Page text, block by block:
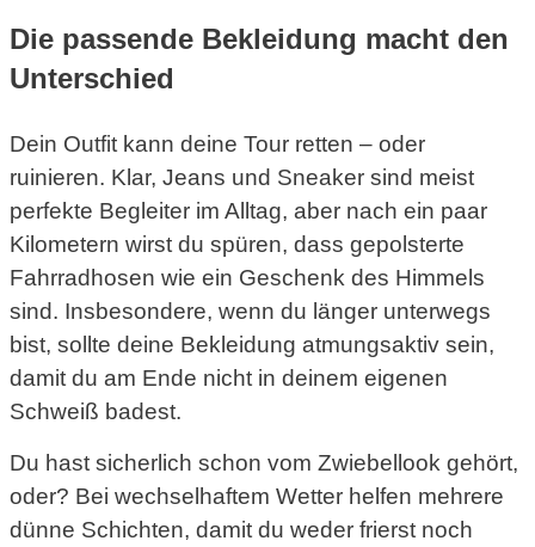
Die passende Bekleidung macht den
Unterschied
Dein Outfit kann deine Tour retten – oder
ruinieren. Klar, Jeans und Sneaker sind meist
perfekte Begleiter im Alltag, aber nach ein paar
Kilometern wirst du spüren, dass gepolsterte
Fahrradhosen wie ein Geschenk des Himmels
sind. Insbesondere, wenn du länger unterwegs
bist, sollte deine Bekleidung atmungsaktiv sein,
damit du am Ende nicht in deinem eigenen
Schweiß badest.
Du hast sicherlich schon vom Zwiebellook gehört,
oder? Bei wechselhaftem Wetter helfen mehrere
dünne Schichten, damit du weder frierst noch